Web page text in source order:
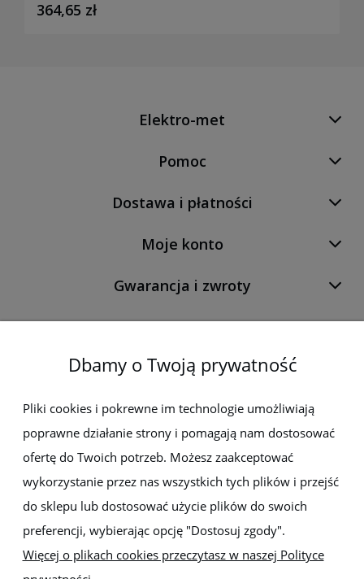
364,65 zł
Elektro-met
Pomoc
Dostawa i płatności
Moje konto
Gwarancja i zwroty
O firmie
Newsletter
Zapisz się do newslettera, aby być na bieżąco z nowościami i
promocjami
Dbamy o Twoją prywatność
Pliki cookies i pokrewne im technologie umożliwiają
poprawne działanie strony i pomagają nam dostosować
ofertę do Twoich potrzeb. Możesz zaakceptować
wykorzystanie przez nas wszystkich tych plików i przejść
do sklepu lub dostosować użycie plików do swoich
preferencji, wybierając opcję "Dostosuj zgody".
Więcej o plikach cookies przeczytasz w naszej Polityce